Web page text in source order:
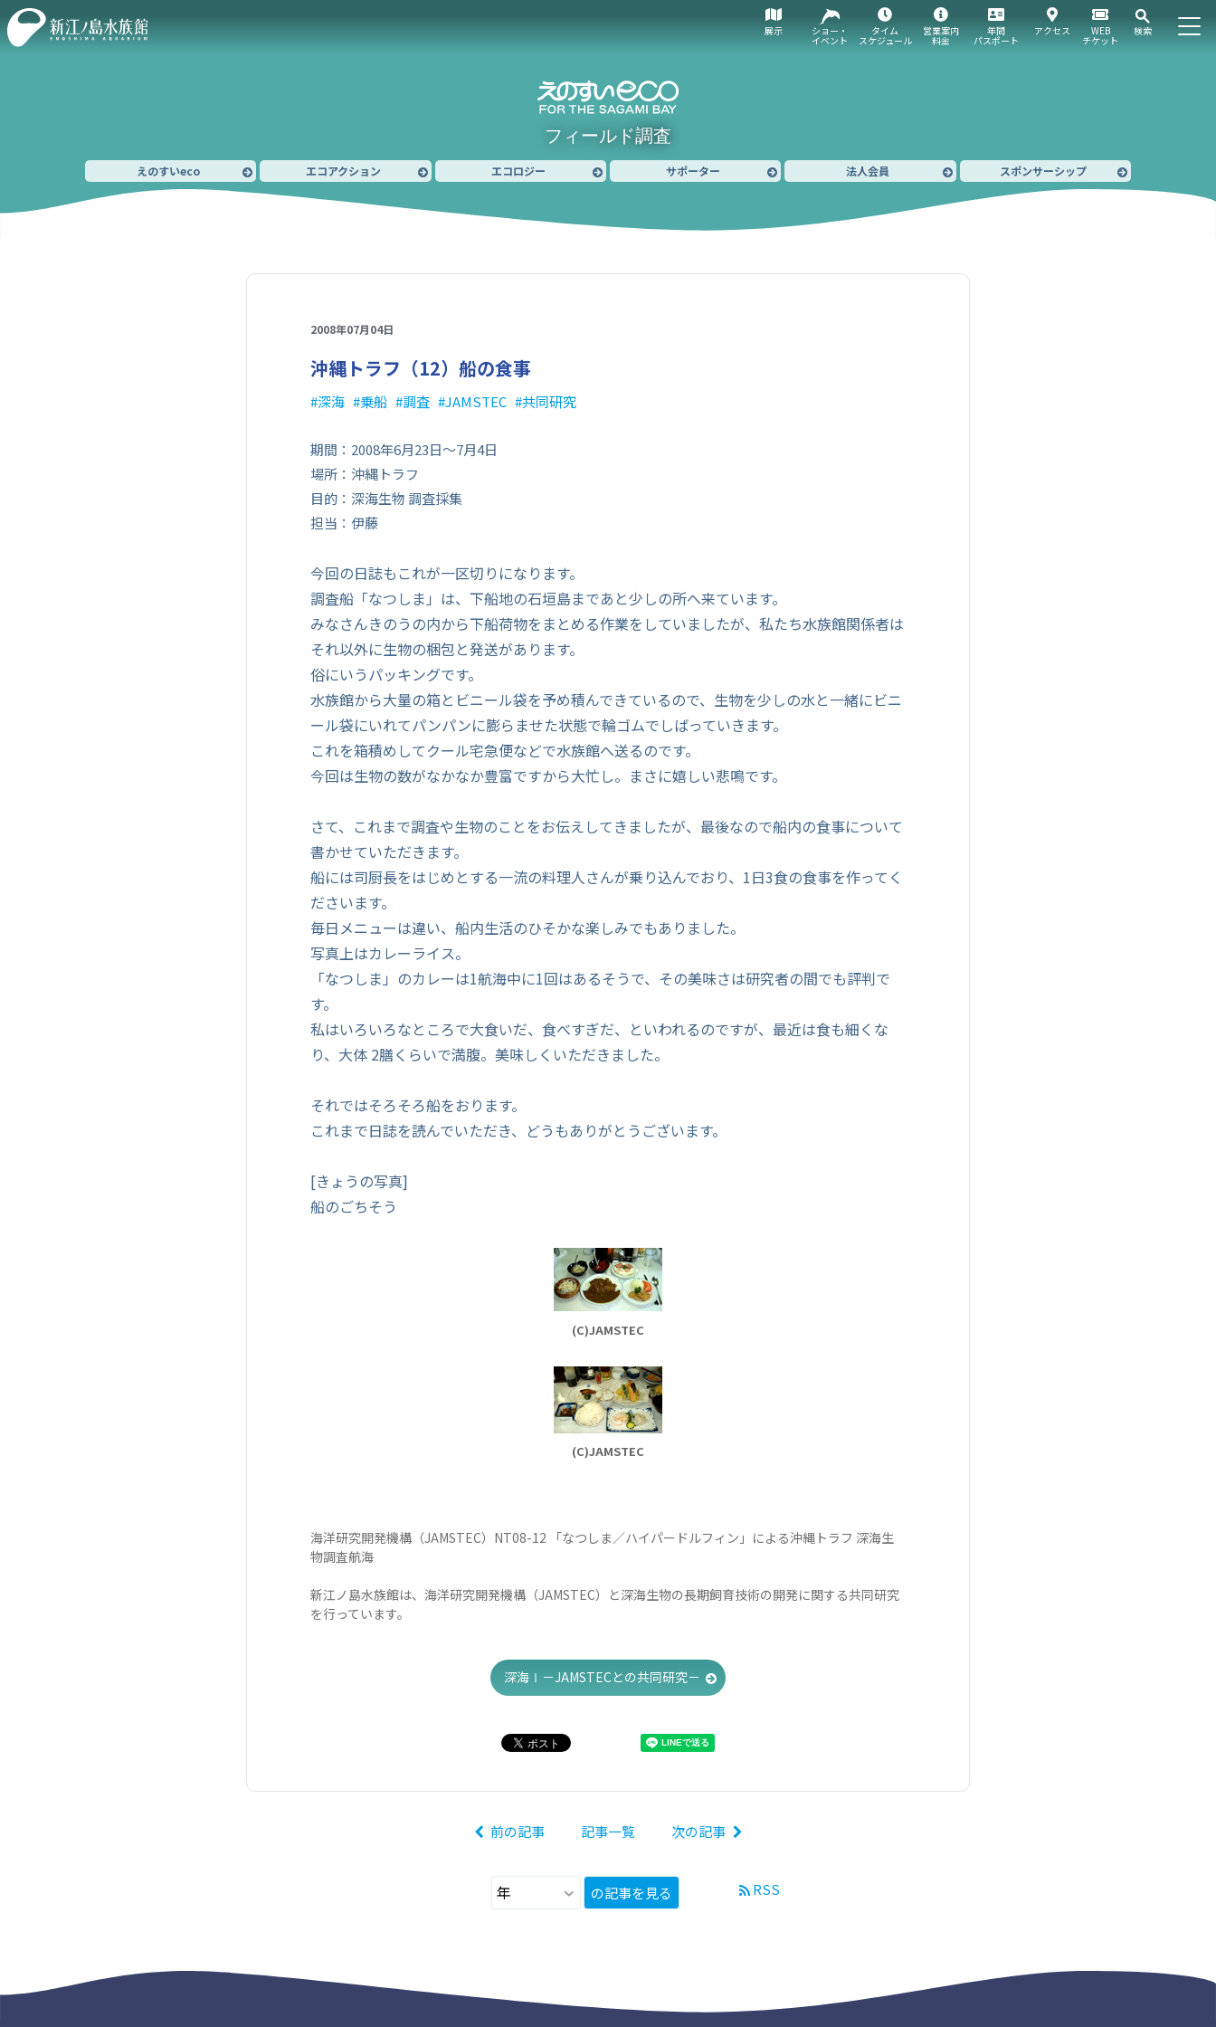
WEB
チケット
検索
展示 ショー・
イベント
タイム
スケジュール
営業案内
料金
年間
パスポート
アクセス
フィールド調査
えのすいeco エコアクション エコロジー サポーター 法人会員 スポンサーシップ
2008年07月04日
沖縄トラフ（12） 船の食事
深海 乗船 調査 JAMSTEC 共同研究
期間：2008年6月23日〜7月4日
場所：沖縄トラフ
目的：深海生物 調査採集
担当：伊藤
今回の日誌もこれが一区切りになります。
調査船「なつしま」は、下船地の石垣島まであと少しの所へ来ています。
みなさんきのうの内から下船荷物をまとめる作業をしていましたが、私たち水族館関係者は
それ以外に生物の梱包と発送があります。
俗にいうパッキングです。
水族館から大量の箱とビニール袋を予め積んできているので、生物を少しの水と一緒にビニ
ール袋にいれてパンパンに膨らませた状態で輪ゴムでしばっていきます。
これを箱積めしてクール宅急便などで水族館へ送るのです。
今回は生物の数がなかなか豊富ですから大忙し。まさに嬉しい悲鳴です。
さて、これまで調査や生物のことをお伝えしてきましたが、最後なので船内の食事について
書かせていただきます。
船には司厨長をはじめとする一流の料理人さんが乗り込んでおり、1日3食の食事を作ってく
ださいます。
毎日メニューは違い、船内生活のひそかな楽しみでもありました。
写真上はカレーライス。
「なつしま」のカレーは1航海中に1回はあるそうで、その美味さは研究者の間でも評判で
す。
私はいろいろなところで大食いだ、食べすぎだ、といわれるのですが、最近は食も細くな
り、大体 2膳くらいで満腹。美味しくいただきました。
それではそろそろ船をおります。
これまで日誌を読んでいただき、どうもありがとうございます。
[きょうの写真]
船のごちそう
(C)JAMSTEC
(C)JAMSTEC
海洋研究開発機構（JAMSTEC）NT08-12 「なつしま／ハイパードルフィン」による沖縄トラフ 深海生
物調査航海
新江ノ島水族館は、海洋研究開発機構（JAMSTEC）と深海生物の長期飼育技術の開発に関する共同研究
を行っています。
深海Ⅰ－JAMSTECとの共同研究－
前の記事 記事一覧 次の記事
の記事を見る RSS